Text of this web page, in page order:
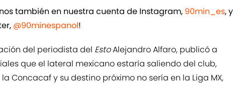
también en nuestra cuenta de Instagram, 90min_es, y
@90minespanol!
del periodista del EstoAlejandro Alfaro, publicó a
que el lateral mexicano estaría saliendo del club,
Concacaf y su destino próximo no sería en la Liga MX,